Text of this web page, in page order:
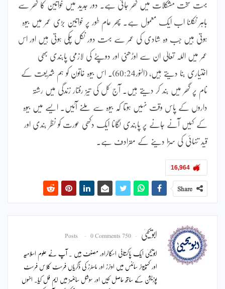
بہت سخت مشکلات میں گھر جاتی ہے۔ دور جدید میں خواتین کا گھر سے
باہر نکلنا اب ایک معمول ہے۔ پھر عام طور پر خواتین بڑی عمر میں بیوہ
ہوتی ہیں جب وہ شادی کی عمر سے بہت دور نکل چکی ہوتی ہیں اور اس
عمر میں اللہ تعالیٰ ان سے اوڑھنی اور دوپٹے کی لازمی پابندی بھی
اختیاری بنا دیتے ہیں، (النور60:24)۔ اس بیوہ خاتون کو ہم شریعت کے
نام پر گھر میں بند کر دیتے ہیں۔ آج کل کی تیز رفتار زندگی میں رشتہ
داروں کے پاس وقت نہیں ہوتا کہ بیوہ سے ملنے آئیں۔ ایسے میں بیوہ
کے کہیں آنے جانے پر پابندی لگانا ایک دکھی عورت کو نظر بندی اور
قید تنہائی کی سزا دینے کے مترادف ہے۔
16,964
Share
ابویحییٰ 750 Posts
0 Comments
ابویحییٰ ایک پاکستانی اسکالراور مصنف ہیں ۔ آپ نے علوم اسلامیہ
اور کمپیوٹر سائنس میں اونرز اور ماسٹرز کی ڈگریاں فرسٹ کلاس فرسٹ
پوزیشن کے ساتھ حاصل کیں اور سوشل سائنسز میں ایم فل کیا۔ انہوں